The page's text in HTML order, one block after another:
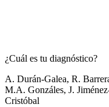
¿Cuál es tu diagnóstico?
A. Durán-Galea, R.
M.A. Gonzáles, J.
Cristóbal